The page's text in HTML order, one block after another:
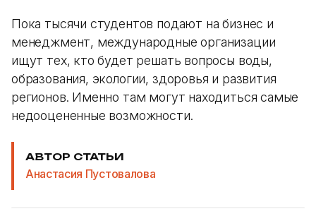
Пока тысячи студентов подают на бизнес и
менеджмент, международные организации
ищут тех, кто будет решать вопросы воды,
образования, экологии, здоровья и развития
регионов. Именно там могут находиться самые
недооцененные возможности.
АВТОР СТАТЬИ
Анастасия Пустовалова